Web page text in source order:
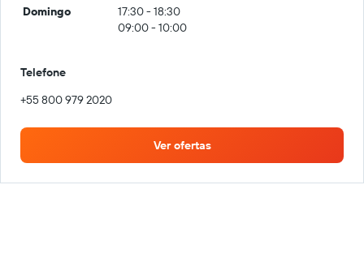
Domingo
17:30 - 18:30
09:00 - 10:00
Telefone
+55 800 979 2020
Ver ofertas